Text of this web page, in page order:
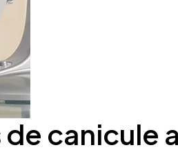
canicule